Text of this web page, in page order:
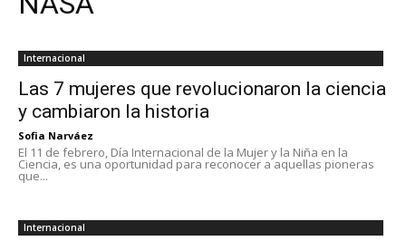
Internacional
Las 7 mujeres que revolucionaron la ciencia
y cambiaron la historia
Sofia Narváez
El 11 de febrero, Día Internacional de la Mujer y la Niña en la
Ciencia, es una oportunidad para reconocer a aquellas pioneras
que...
Internacional